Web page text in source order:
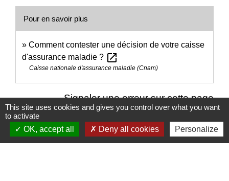
Pour en savoir plus
Comment contester une décision de votre caisse
d'assurance maladie ? open_in_new
Caisse nationale d'assurance maladie (Cnam)
Signaler une erreur sur cette page
This site uses cookies and gives you control over what you want
to activate
OK, accept all
Deny all cookies Personalize